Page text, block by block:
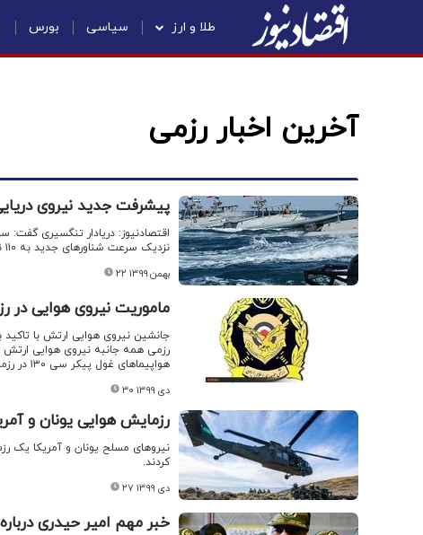
طلا و ارز سیاسی بورس
آخرین اخبار رزمی
پیشرفت جدید نیروی
نزدیک سرعت شناور‌های جدید به ۱۱۰ نات خواهد رسید.
۲۲ بهمن ۱۳۹۹
ماموریت نیروی هوایی در
جانشین نیروی هوایی ارتش با
رزمی همه جانبه نیروی هوایی ارتش
هواپیماهای غول پیکر سی ۱۳۰ در رزمایش اقتدار ۹۹، با موفقیت انجام شد.
۳۰ دی ۱۳۹۹
رزمایش هوایی یونان و
نیروهای مسلح یونان و آمریکا یک
کردند.
۲۷ دی ۱۳۹۹
خبر مهم امیر حیدری